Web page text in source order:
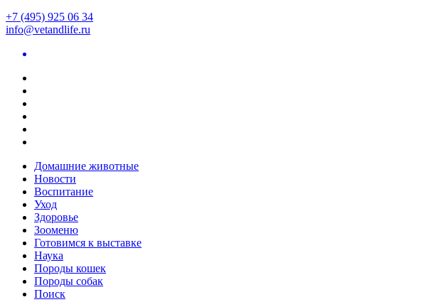
+7 (495) 925 06 34
info@vetandlife.ru
Домашние животные
Новости
Воспитание
Уход
Здоровье
Зооменю
Готовимся к выставке
Наука
Породы кошек
Породы собак
Поиск